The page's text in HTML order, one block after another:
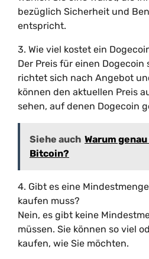
bezüglich Sicherheit und
entspricht.
3. Wie viel kostet ein
Der Preis für einen
richtet sich nach Angebot
können den aktuellen Preis
sehen, auf denen Dogecoin
Siehe auch Warum
Bitcoin?
4. Gibt es eine
kaufen muss?
Nein, es gibt keine
müssen. Sie können so viel
kaufen, wie Sie möchten.